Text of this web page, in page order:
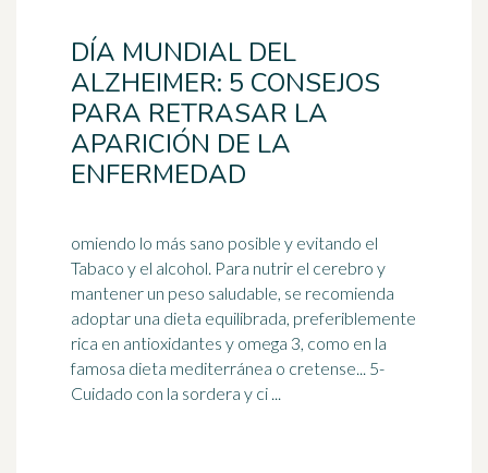
DÍA MUNDIAL DEL
ALZHEIMER: 5 CONSEJOS
PARA RETRASAR LA
APARICIÓN DE LA
ENFERMEDAD
omiendo lo más sano posible y evitando el
Tabaco y el alcohol. Para nutrir el cerebro y
mantener un peso saludable, se recomienda
adoptar una dieta equilibrada, preferiblemente
rica en antioxidantes y omega 3, como en la
famosa dieta mediterránea o cretense... 5-
Cuidado con la sordera y ci ...